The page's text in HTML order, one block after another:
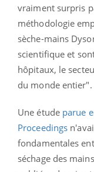
vraiment surpris
méthodologie
sèche-mains
scientifique et
hôpitaux, le
du monde entier".
Une étude parue
Proceedings
fondamentales
séchage des